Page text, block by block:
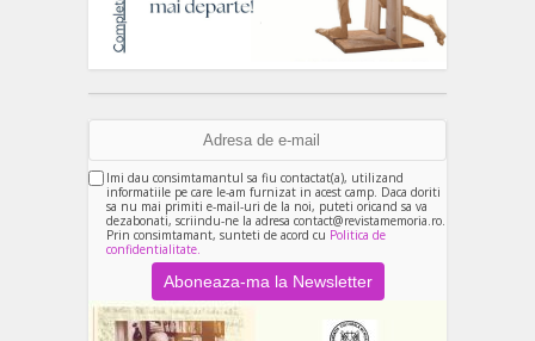
Imi dau consimtamantul sa fiu contactat(a), utilizand
informatiile pe care le-am furnizat in acest camp. Daca doriti
sa nu mai primiti e-mail-uri de la noi, puteti oricand sa va
dezabonati, scriindu-ne la adresa contact@revistamemoria.ro.
Prin consimtamant, sunteti de acord cu Politica de
confidentialitate.